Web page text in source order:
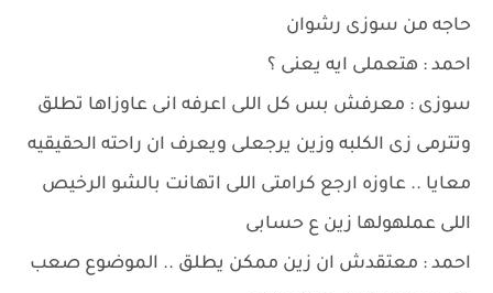
حاجه من سوزى رشوان
احمد : هتعملى ايه يعنى ؟
سوزى : معرفش بس كل اللى اعرفه انى عاوزاها تطلق
وتترمى زى الكلبه وزين يرجعلى ويعرف ان راحته الحقيقيه
معايا .. عاوزه ارجع كرامتى اللى اتهانت بالشو الرخيص
اللى عملهولها زين ع حسابى
احمد : معتقدش ان زين ممكن يطلق .. الموضوع صعب